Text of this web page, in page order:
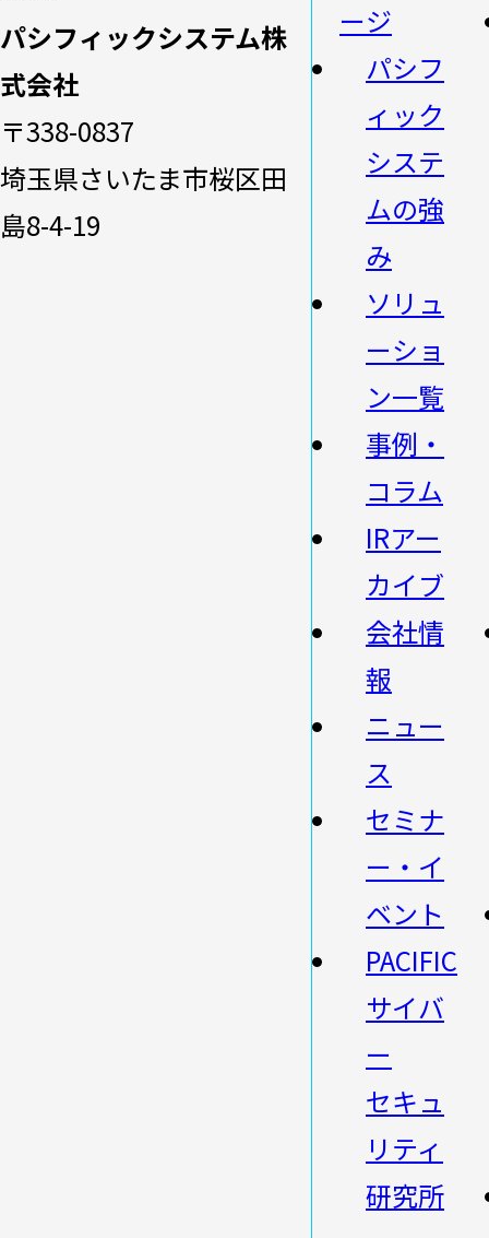
パシフィックシステム株
式会社
〒338-0837
埼玉県さいたま市桜区田
島8-4-19
ージ
パシフ
ィック
システ
ムの強
み
ソリュ
ーショ
ン一覧
事例・
コラム
IRアー
カイブ
会社情
報
ニュー
ス
セミナ
ー・イ
ベント
PACIFIC
サイバ
ー
セキュ
リティ
研究所